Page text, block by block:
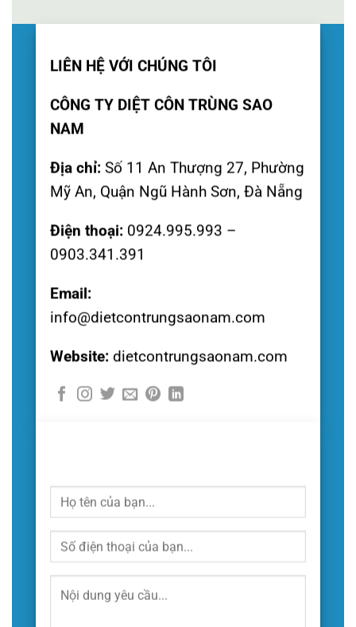
LIÊN HỆ VỚI CHÚNG TÔI
CÔNG TY DIỆT CÔN TRÙNG SAO
NAM
Địa chỉ: Số 11 An Thượng 27, Phường
Mỹ An, Quận Ngũ Hành Sơn, Đà Nẵng
Điện thoại: 0924.995.993 –
0903.341.391
Email:
info@dietcontrungsaonam.com
Website: dietcontrungsaonam.com